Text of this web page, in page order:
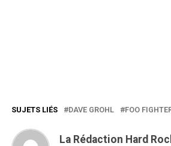
SUJETS LIÉS DAVE GROHL FOO
La Rédaction Hard